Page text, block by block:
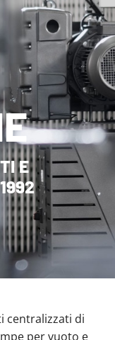
E
centralizzati di
per vuoto e